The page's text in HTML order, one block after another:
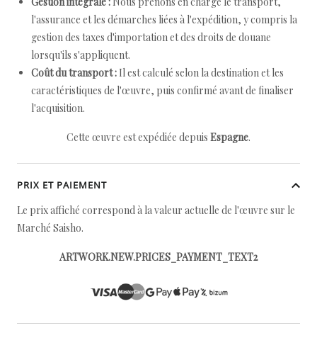
l'assurance et les démarches liées à l'expédition, y compris la
gestion des taxes d'importation et des droits de douane
lorsqu'ils s'appliquent.
Coût du transport : Il est calculé selon la destination et les
caractéristiques de l'œuvre, puis confirmé avant de finaliser
l'acquisition.
Cette œuvre est expédiée depuis Espagne.
PRIX ET PAIEMENT
Le prix affiché correspond à la valeur actuelle de l'œuvre sur le
Marché Saisho.
ARTWORK.NEW.PRICES_PAYMENT_TEXT2